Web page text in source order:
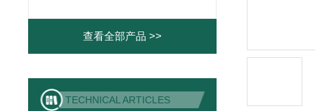
查看全部产品 >>
TECHNICAL ARTICLES